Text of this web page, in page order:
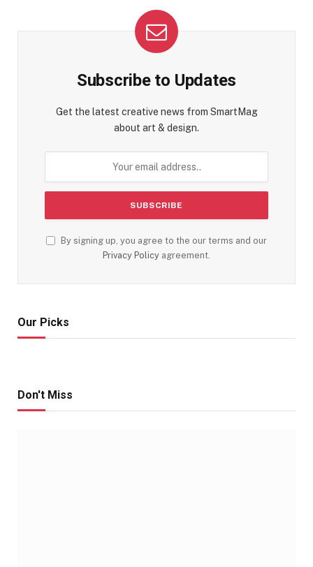
Subscribe to Updates
Get the latest creative news from SmartMag
about art & design.
By signing up, you agree to the our terms and our
Privacy Policy agreement.
Our Picks
Don't Miss